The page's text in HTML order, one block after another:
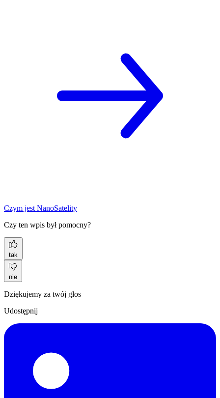
Czym jest NanoSatelity
Czy ten wpis był pomocny?
tak
nie
Dziękujemy za twój głos
Udostępnij